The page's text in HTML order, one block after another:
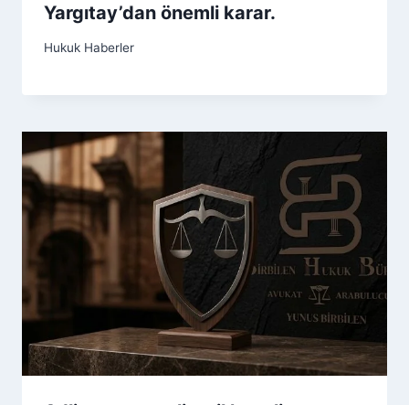
Yargıtay’dan önemli karar.
Hukuk Haberler